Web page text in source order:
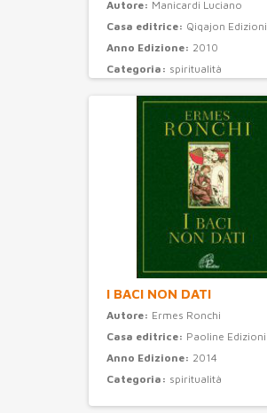
Autore: Manicardi Luciano
Casa editrice: Qiqajon Edizioni
Anno Edizione: 2010
Categoria: spiritualità
I BACI NON DATI
Autore: Ermes Ronchi
Casa editrice: Paoline Edizioni
Anno Edizione: 2014
Categoria: spiritualità